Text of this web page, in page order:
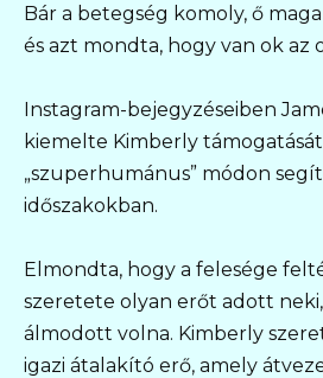
Bár a betegség komoly, ő
és azt mondta, hogy van ok az
Instagram-bejegyzéseiben
kiemelte Kimberly
„szuperhumánus” módon
időszakokban.
Elmondta, hogy a felesége
szeretete olyan erőt adott
álmodott volna. Kimberly
igazi átalakító erő, amely